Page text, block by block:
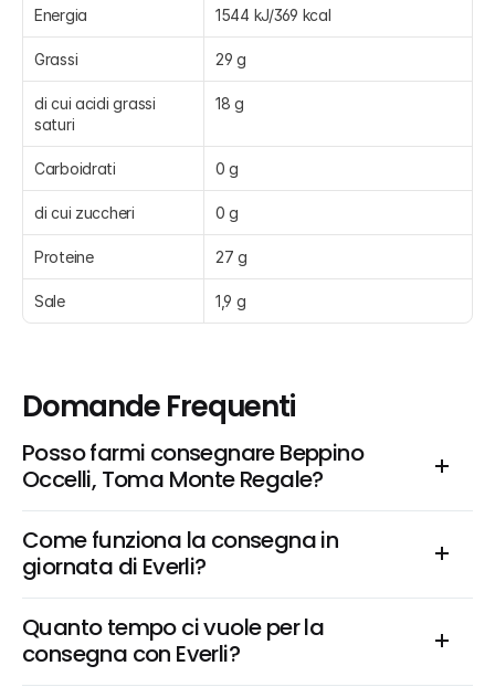
Energia 1544 kJ/369 kcal
Grassi 29 g
di cui acidi grassi
saturi
18 g
Carboidrati 0 g
di cui zuccheri 0 g
Proteine 27 g
Sale 1,9 g
Domande Frequenti
Posso farmi consegnare Beppino
Occelli, Toma Monte Regale?
Come funziona la consegna in
giornata di Everli?
Quanto tempo ci vuole per la
consegna con Everli?